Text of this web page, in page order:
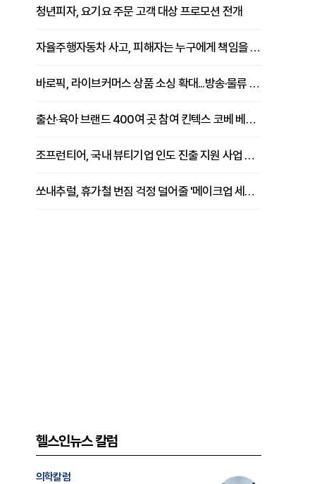
청년피자, 요기요 주문 고객 대상 프로모션 전개
자율주행자동차 사고, 피해자는 누구에게 책임을 물을 수 있을까
바로픽, 라이브커머스 상품 소싱 확대...방송·물류 원스톱 지원 강화
출산·육아 브랜드 400여 곳 참여 킨텍스 코베 베이비페어 개막
조프런티어, 국내 뷰티기업 인도 진출 지원 사업 추진
쏘내추럴, 휴가철 번짐 걱정 덜어줄 '메이크업 세팅 멀티 매직 실러' 제안
헬스인뉴스 칼럼
의학칼럼